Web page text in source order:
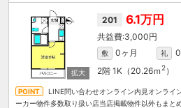
201 6.1万円
3,000円
敷 0ヶ月 礼
2階 1K（20.26ｍ2）
LINE問い合わせオンライン内見オンライ
ーカー物件多数取り扱い店当店掲載物件以外もまと